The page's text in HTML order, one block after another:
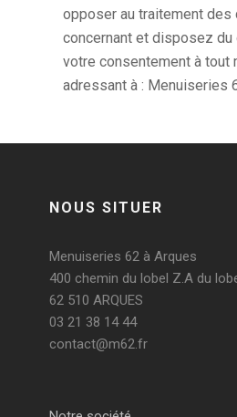
opposer au traitement des
concernant et disposez
votre consentement à tout
adressant à : Menuiseries
NOUS SITUER
Menuiseries 62 à Arques
400 chemin du lobel Z.A du
62 510 ARQUES
03 21 38 14 44
contact@m62.fr